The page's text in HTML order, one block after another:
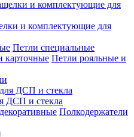
и комплектующие для
Петли специальные
Петли рояльные и
ДСП и стекла
Полкодержатели